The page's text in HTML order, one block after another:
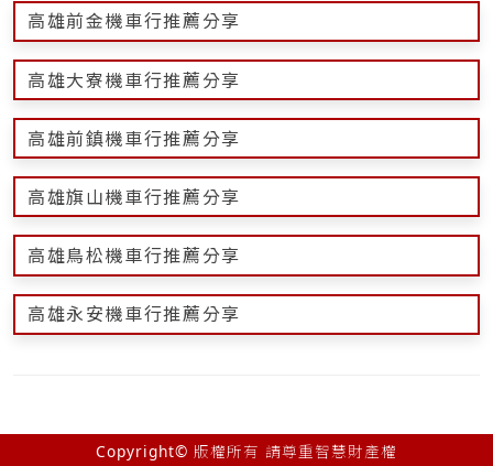
高雄前金機車行推薦分享
高雄大寮機車行推薦分享
高雄前鎮機車行推薦分享
高雄旗山機車行推薦分享
高雄鳥松機車行推薦分享
高雄永安機車行推薦分享
Copyright© 版權所有 請尊重智慧財產權